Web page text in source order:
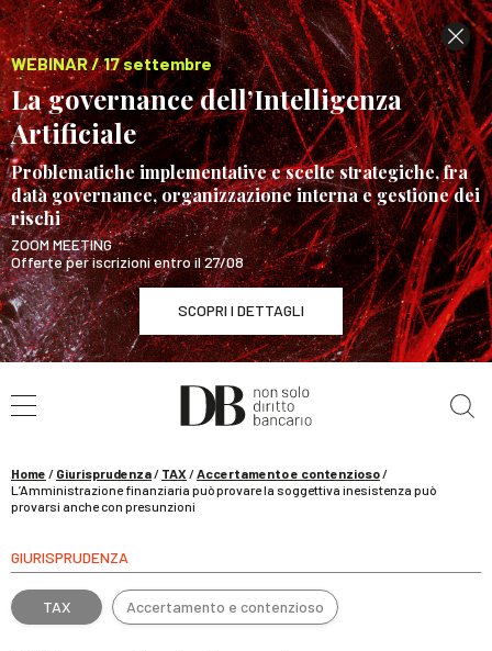
WEBINAR / 17 settembre
La governance dell’Intelligenza
Artificiale
Problematiche implementative e scelte strategiche, fra
data governance, organizzazione interna e gestione dei
rischi
ZOOM MEETING
Offerte per iscrizioni entro il 27/08
SCOPRI I DETTAGLI
WEBINAR / 17 settembre
La governance dell’Intelligenza Artificiale
Home / Giurisprudenza/ TAX /Accertamento e contenzioso/
L’Amministrazione finanziaria può provare la soggettiva inesistenza può
provarsi anche con presunzioni
GIURISPRUDENZA
TAX Accertamento e contenzioso